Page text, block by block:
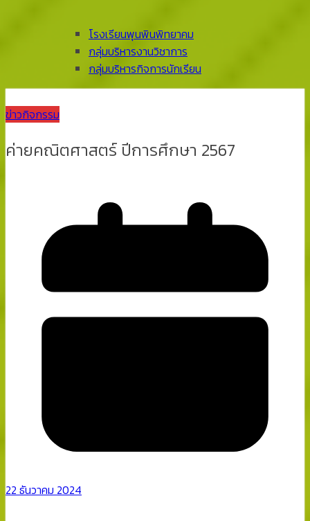
โรงเรียนพุนพินพิทยาคม
กลุ่มบริหารงานวิชาการ
กลุ่มบริหารกิจการนักเรียน
ข่าวกิจกรรม
ค่ายคณิตศาสตร์ ปีการศึกษา 2567
22 ธันวาคม 2024